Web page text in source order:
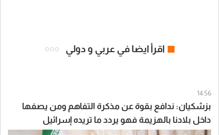
اقرأ ايضا في عربي و دولي
14:56
بزشكيان: ندافع بقوة عن مذكرة التفاهم ومن يصفها
داخل بلادنا بالهزيمة فهو يردد ما تريده إسرائيل